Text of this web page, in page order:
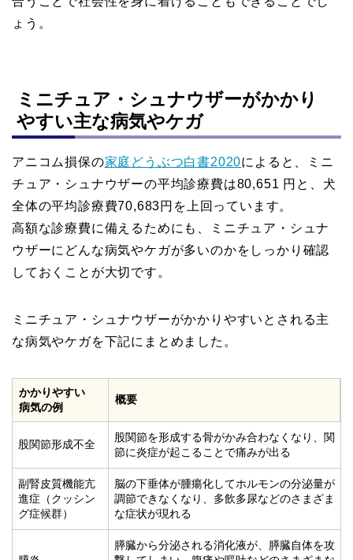
ょう。
ミニチュア・シュナウザーがかかり
やすい主な病気やケガ
アニコム損保の家庭どうぶつ白書2020によると、ミニ
チュア・シュナウザーの平均診療費は80,651 円と、犬
全体の平均診療費70,683円を上回っています。
高額な診療費に備えるためにも、ミニチュア・シュナ
ウザーにどんな病気やケガが多いのかをしっかり確認
しておくことが大切です。
ミニチュア・シュナウザーがかかりやすいとされる主
な病気やケガを下記にまとめました。
かかりやすい
病気の例
概要
股関節形成不全
股関節を形成する骨がかみ合わなくなり、関
節に炎症が起こることで痛みが出る
副腎皮質機能亢
進症（クッシン
グ症候群）
脳の下垂体が腫瘍化してホルモンの分泌量が
調節できなくなり、多飲多尿などのさまざま
な症状が現れる
膵臓から分泌される消化液が、膵臓自体を攻